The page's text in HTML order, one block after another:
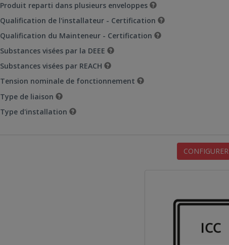
Produit reparti dans plusieurs enveloppes
Qualification de l'installateur - Certification
Qualification du Mainteneur - Certification
Substances visées par la DEEE
Substances visées par REACH
Tension nominale de fonctionnement
Type de liaison
Type d'installation
CONFIGURER